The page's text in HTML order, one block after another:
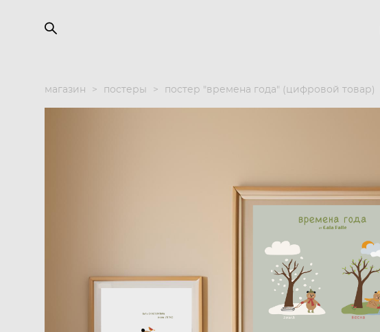
магазин > постеры > постер "времена года" (цифровой товар)